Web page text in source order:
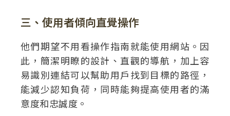
三、使用者傾向直覺操作
他們期望不用看操作指南就能使用網站。因
此，簡潔明瞭的設計、直觀的導航，加上容
易識別連結可以幫助用戶找到目標的路徑，
能減少認知負荷，同時能夠提高使用者的滿
意度和忠誠度。